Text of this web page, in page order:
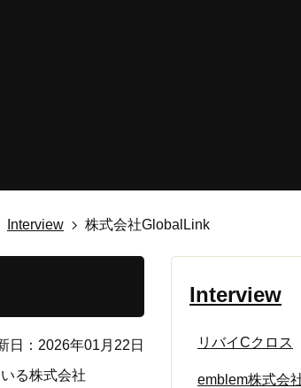
Interview 株式会社GlobalLink
日：2026年01月22日
る株式会社
Interview
リバイCクロス
emblem株式会